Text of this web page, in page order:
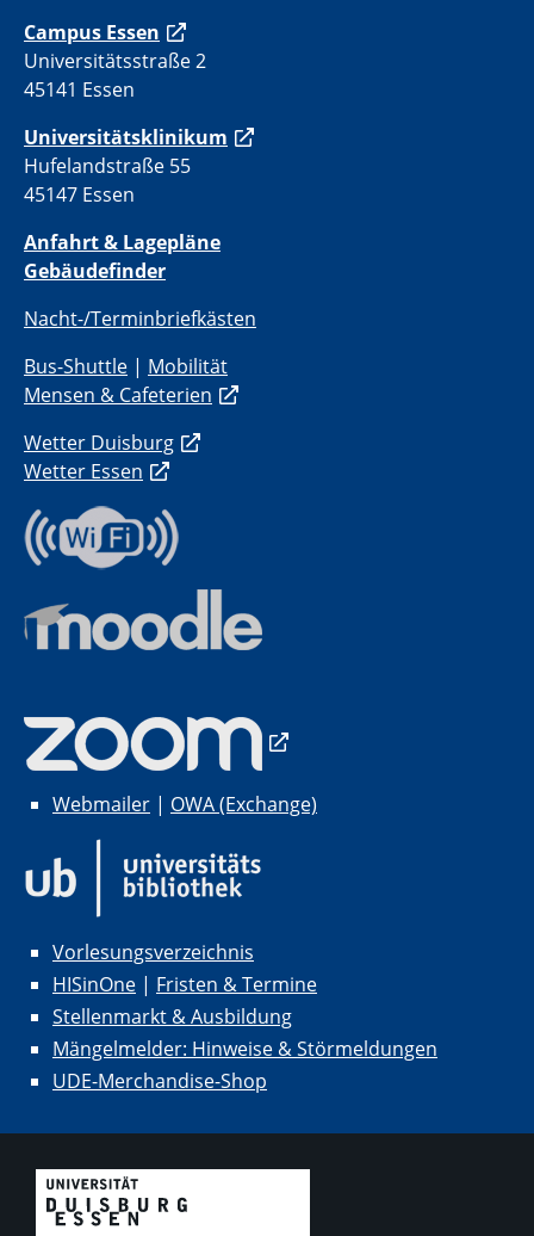
Campus Essen
Universitätsstraße 2
45141 Essen
Universitätsklinikum
Hufelandstraße 55
45147 Essen
Anfahrt & Lagepläne
Gebäudefinder
Nacht-/Terminbriefkästen
Bus-Shuttle | Mobilität
Mensen & Cafeterien
Wetter Duisburg
Wetter Essen
Webmailer | OWA (Exchange)
Vorlesungsverzeichnis
HISinOne | Fristen & Termine
Stellenmarkt & Ausbildung
Mängelmelder: Hinweise & Störmeldungen
UDE-Merchandise-Shop